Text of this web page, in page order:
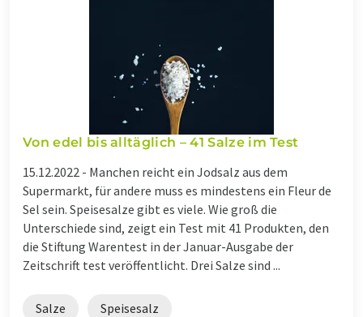
Von edel bis alltäglich – 41 Salze im Test
15.12.2022 - Manchen reicht ein Jodsalz aus dem
Supermarkt, für andere muss es mindestens ein Fleur de
Sel sein. Speisesalze gibt es viele. Wie groß die
Unterschiede sind, zeigt ein Test mit 41 Produkten, den
die Stiftung Warentest in der Januar-Ausgabe der
Zeitschrift test veröffentlicht. Drei Salze sind ...
Salze Speisesalz